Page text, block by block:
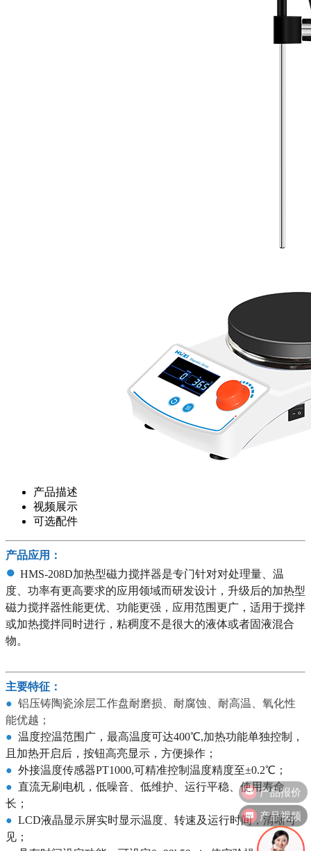
产品描述
视频展示
可选配件
产品应用：
● HMS-208D加热型磁力搅拌器是专门针对对处理量、温
度、功率有更高要求的应用领域而研发设计，升级后的加热型
磁力搅拌器性能更优、功能更强，应用范围更广，适用于搅拌
或加热搅拌同时进行，粘稠度不是很大的液体或者固液混合
物。
主要特征：
● 铝压铸陶瓷涂层工作盘耐磨损、耐腐蚀、耐高温、氧化性
能优越；
● 温度控温范围广，最高温度可达400℃,加热功能单独控制，
且加热开启后，按钮高亮显示，方便操作；
● 外接温度传感器PT1000,可精准控制温度精度至±0.2℃；
● 直流无刷电机，低噪音、低维护、运行平稳、使用寿命
长；
● LCD液晶显示屏实时显示温度、转速及运行时间，清晰可
见；
产品视频